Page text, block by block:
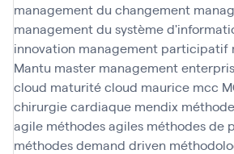
management du changement
management du système
innovation management participatif
Mantu master management
cloud maturité cloud maurice mcc
chirurgie cardiaque mendix
agile méthodes agiles méthodes de
méthodes demand driven